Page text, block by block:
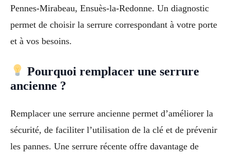
Pennes-Mirabeau, Ensuès-la-Redonne. Un diagnostic
permet de choisir la serrure correspondant à votre porte
et à vos besoins.
Pourquoi remplacer une serrure
ancienne ?
Remplacer une serrure ancienne permet d’améliorer la
sécurité, de faciliter l’utilisation de la clé et de prévenir
les pannes. Une serrure récente offre davantage de